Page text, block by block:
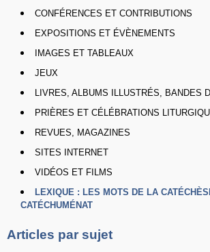
CONFÉRENCES ET CONTRIBUTIONS
EXPOSITIONS ET ÉVÈNEMENTS
IMAGES ET TABLEAUX
JEUX
LIVRES, ALBUMS ILLUSTRÉS, BANDES
PRIÈRES ET CÉLÉBRATIONS
REVUES, MAGAZINES
SITES INTERNET
VIDÉOS ET FILMS
LEXIQUE : LES MOTS DE LA
CATÉCHUMÉNAT
Articles par sujet